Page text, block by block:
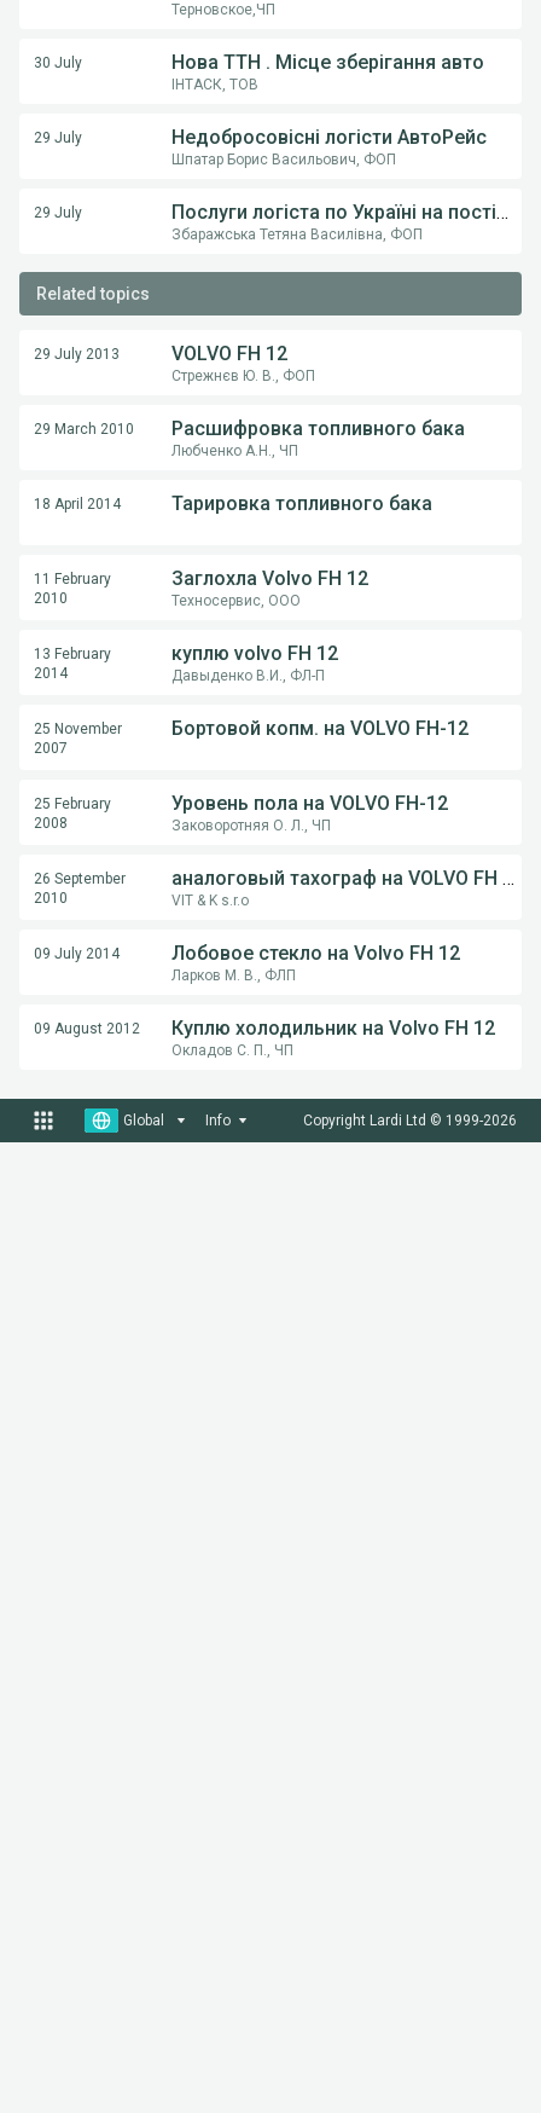
Терновское,ЧП
30 July Нова ТТН . Місце зберігання авто
ІНТАСК, ТОВ
29 July Недобросовісні логісти АвтоРейс
Шпатар Борис Васильович, ФОП
29 July Послуги логіста по Україні на постійній основі .
Збаражська Тетяна Василівна, ФОП
Related topics
29 July 2013 VOLVO FH 12
Стрежнєв Ю. В., ФОП
29 March 2010 Расшифровка топливного бака
Любченко А.Н., ЧП
18 April 2014 Тарировка топливного бака
11 February
2010
Заглохла Volvo FH 12
Техносервис, ООО
13 February
2014
куплю volvo FH 12
Давыденко В.И., ФЛ-П
25 November
2007
Бортовой копм. на VOLVO FH-12
25 February
2008
Уровень пола на VOLVO FH-12
Заковоротняя О. Л., ЧП
26 September
2010
аналоговый тахограф на VOLVO FH 12
VIT & K s.r.o
09 July 2014 Лобовое стекло на Volvo FH 12
Ларков М. В., ФЛП
09 August 2012 Куплю холодильник на Volvo FH 12
Окладов С. П., ЧП
Global Info Copyright Lardi Ltd © 1999-2026